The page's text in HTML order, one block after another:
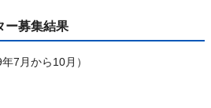
ー募集結果
7月から10月）